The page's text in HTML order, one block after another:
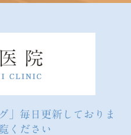
」毎日更新しておりま
ください